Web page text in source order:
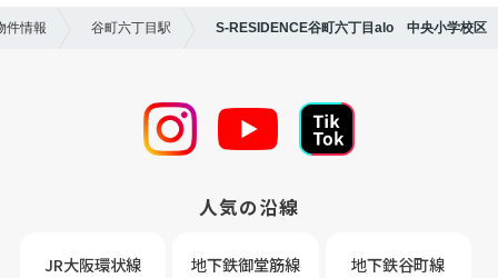
件情報 谷町六丁目駅 S-RESIDENCE谷町六丁目alo 中央小学校区
人気の沿線
JR大阪環状線 地下鉄御堂筋線 地下鉄谷町線